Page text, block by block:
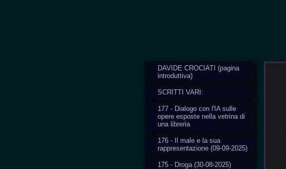
DAVIDE CROCIATI (pagina
introduttiva)
SCRITTI VARI:
177 - Dialogo con l'IA sulle
opere esposte nella vetrina di
una libreria
176 - Il male e la sua
rappresentazione (09-09-2025)
175 - Droga (30-08-2025)